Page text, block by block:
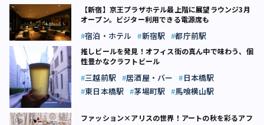
【新宿】京王プラザホテル最上階に展望ラウンジ3月
オープン。ビジター利用できる電源席も
宿泊・ホテル 新宿駅 都庁前駅
推しビールを発見！オフィス街の真ん中で味わう、個
性豊かなクラフトビール
三越前駅 居酒屋・バー
日本橋駅
東日本橋駅
茅場町駅 馬喰横山駅
ファッション×アリスの世界！アートの秋を彩るアフ